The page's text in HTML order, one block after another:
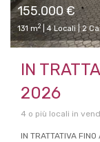
155.000 €
131 m2 | 4 Locali | 2
IN
2026
4 o più locali in
IN TRATTATIVA